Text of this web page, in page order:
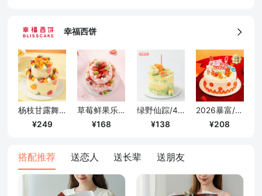
幸福西饼
杨枝甘露舞曲/6+4英寸
249
草莓鲜果乐/6英寸
168
绿野仙踪/4寸
138
2026暴富/1磅
208
搭配推荐 送恋人 送长辈 送朋友